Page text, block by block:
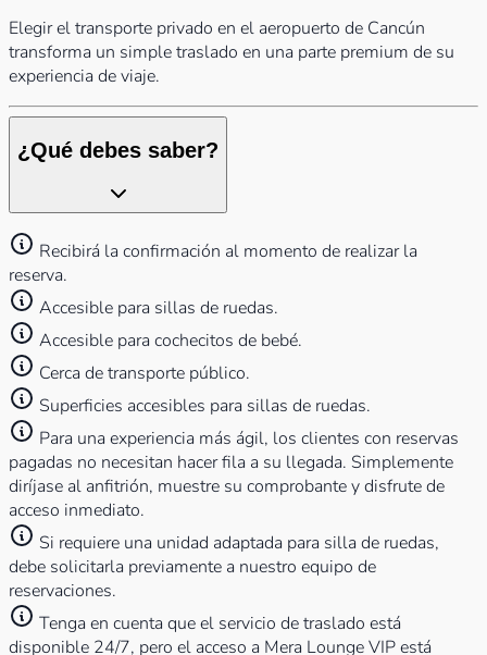
Elegir el transporte privado en el aeropuerto de Cancún
transforma un simple traslado en una parte premium de su
experiencia de viaje.
¿Qué debes saber?
Recibirá la confirmación al momento de realizar la
reserva.
Accesible para sillas de ruedas.
Accesible para cochecitos de bebé.
Cerca de transporte público.
Superficies accesibles para sillas de ruedas.
Para una experiencia más ágil, los clientes con reservas
pagadas no necesitan hacer fila a su llegada. Simplemente
diríjase al anfitrión, muestre su comprobante y disfrute de
acceso inmediato.
Si requiere una unidad adaptada para silla de ruedas,
debe solicitarla previamente a nuestro equipo de
reservaciones.
Tenga en cuenta que el servicio de traslado está
disponible 24/7, pero el acceso a Mera Lounge VIP está